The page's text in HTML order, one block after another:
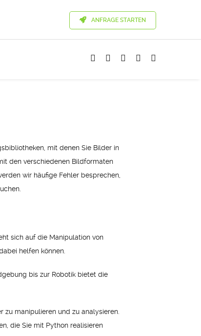
ANFRAGE STARTEN
mit denen Sie Bilder in
den verschiedenen Bildformaten
wir häufige Fehler besprechen,
sich auf die Manipulation von
helfen können.
bis zur Robotik bietet die
zu manipulieren und zu analysieren.
die Sie mit Python realisieren